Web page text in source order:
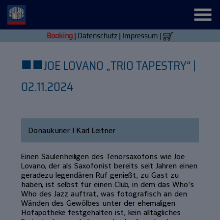
Booking| Datenschutz| Impressum |
■■JOE LOVANO „TRIO TAPESTRY“ |
02.11.2024
Donaukurier | Karl Leitner
Einen Säulenheiligen des Tenorsaxofons wie Joe
Lovano, der als Saxofonist bereits seit Jahren einen
geradezu legendären Ruf genießt, zu Gast zu
haben, ist selbst für einen Club, in dem das Who’s
Who des Jazz auftrat, was fotografisch an den
Wänden des Gewölbes unter der ehemaligen
Hofapotheke festgehalten ist, kein alltägliches